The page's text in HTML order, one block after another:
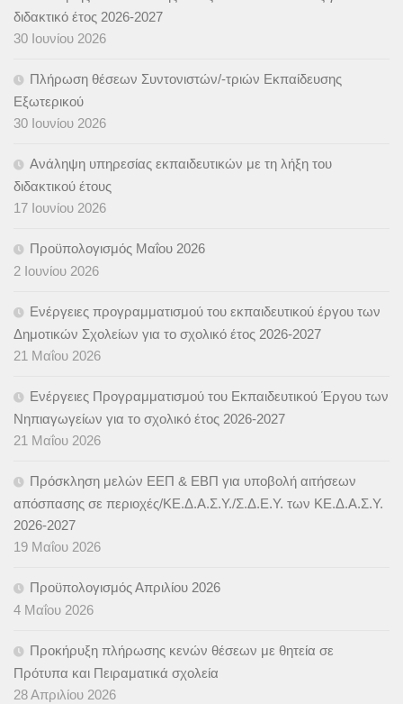
διδακτικό έτος 2026-2027
30 Ιουνίου 2026
Πλήρωση θέσεων Συντονιστών/-τριών Εκπαίδευσης
Εξωτερικού
30 Ιουνίου 2026
Ανάληψη υπηρεσίας εκπαιδευτικών με τη λήξη του
διδακτικού έτους
17 Ιουνίου 2026
Προϋπολογισμός Μαΐου 2026
2 Ιουνίου 2026
Ενέργειες προγραμματισμού του εκπαιδευτικού έργου των
Δημοτικών Σχολείων για το σχολικό έτος 2026-2027
21 Μαΐου 2026
Ενέργειες Προγραμματισμού του Εκπαιδευτικού Έργου των
Νηπιαγωγείων για το σχολικό έτος 2026-2027
21 Μαΐου 2026
Πρόσκληση μελών ΕΕΠ & ΕΒΠ για υποβολή αιτήσεων
απόσπασης σε περιοχές/ΚΕ.Δ.Α.Σ.Υ./Σ.Δ.Ε.Υ. των ΚΕ.Δ.Α.Σ.Υ.
2026-2027
19 Μαΐου 2026
Προϋπολογισμός Απριλίου 2026
4 Μαΐου 2026
Προκήρυξη πλήρωσης κενών θέσεων με θητεία σε
Πρότυπα και Πειραματικά σχολεία
28 Απριλίου 2026